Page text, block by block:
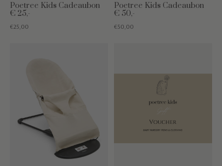
Poetree Kids Cadeaubon
€ 25,-
€25,00
Poetree Kids Cadeaubon
€ 50,-
€50,00